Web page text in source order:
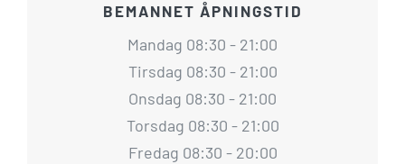
BEMANNET ÅPNINGSTID
Mandag 08:30 - 21:00
Tirsdag 08:30 - 21:00
Onsdag 08:30 - 21:00
Torsdag 08:30 - 21:00
Fredag 08:30 - 20:00